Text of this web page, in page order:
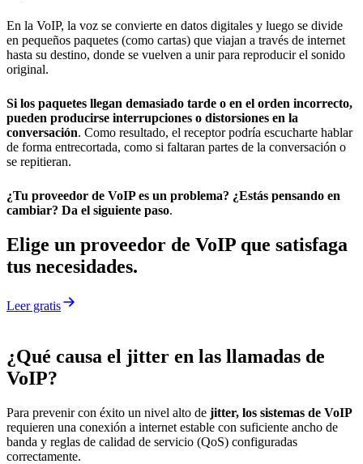
En la VoIP, la voz se convierte en datos digitales y luego se divide
en pequeños paquetes (como cartas) que viajan a través de internet
hasta su destino, donde se vuelven a unir para reproducir el sonido
original.
Si los paquetes llegan demasiado tarde o en el orden incorrecto,
pueden producirse interrupciones o distorsiones en la
conversación. Como resultado, el receptor podría escucharte hablar
de forma entrecortada, como si faltaran partes de la conversación o
se repitieran.
¿Tu proveedor de VoIP es un problema? ¿Estás pensando en
cambiar? Da el siguiente paso.
Elige un proveedor de VoIP que satisfaga
tus necesidades.
Leer gratis
¿Qué causa el jitter en las llamadas de
VoIP?
Para prevenir con éxito un nivel alto de jitter, los sistemas de VoIP
requieren una conexión a internet estable con suficiente ancho de
banda y reglas de calidad de servicio (QoS) configuradas
correctamente.